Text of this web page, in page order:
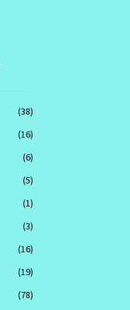
(38)
(16)
(6)
(5)
(1)
(3)
(16)
(19)
(78)